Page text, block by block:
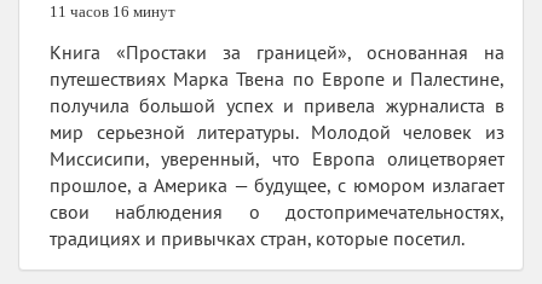
11 часов 16 минут
Книга «Простаки за границей», основанная на
путешествиях Марка Твена по Европе и Палестине,
получила большой успех и привела журналиста в
мир серьезной литературы. Молодой человек из
Миссисипи, уверенный, что Европа олицетворяет
прошлое, а Америка — будущее, с юмором излагает
свои наблюдения о достопримечательностях,
традициях и привычках стран, которые посетил.